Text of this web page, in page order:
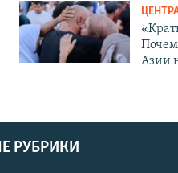
Азии
РУБРИКИ